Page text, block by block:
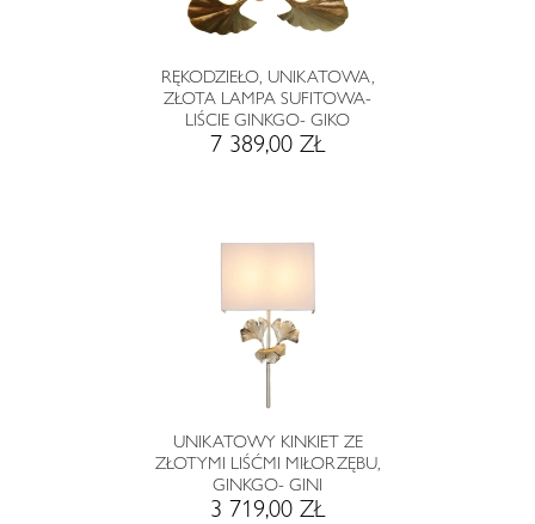
RĘKODZIEŁO, UNIKATOWA,
ZŁOTA LAMPA SUFITOWA-
LIŚCIE GINKGO- GIKO
7 389,00 ZŁ
UNIKATOWY KINKIET ZE
ZŁOTYMI LIŚĆMI MIŁORZĘBU,
GINKGO- GINI
3 719,00 ZŁ